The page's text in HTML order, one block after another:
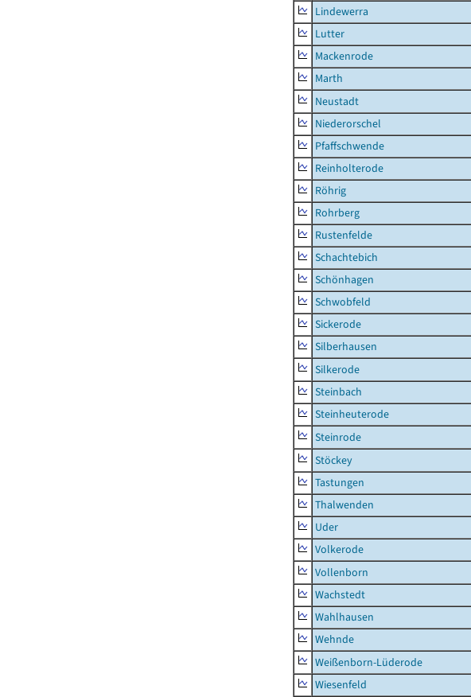
Lindewerra
Lutter
Mackenrode
Marth
Neustadt
Niederorschel
Pfaffschwende
Reinholterode
Röhrig
Rohrberg
Rustenfelde
Schachtebich
Schönhagen
Schwobfeld
Sickerode
Silberhausen
Silkerode
Steinbach
Steinheuterode
Steinrode
Stöckey
Tastungen
Thalwenden
Uder
Volkerode
Vollenborn
Wachstedt
Wahlhausen
Wehnde
Weißenborn-Lüderode
Wiesenfeld